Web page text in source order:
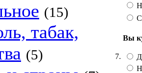
(15)
табак,
(5) 7.
Вы